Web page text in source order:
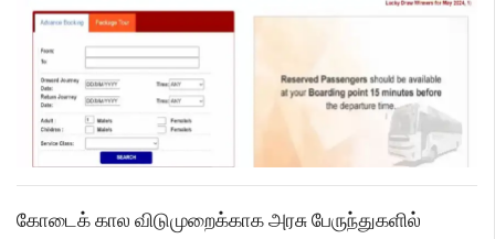
கோடைக் கால விடுமுறைக்காக அரசு பேருந்துகளில்